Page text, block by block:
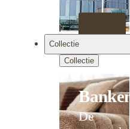
Collectie
Collectie
Banken
De